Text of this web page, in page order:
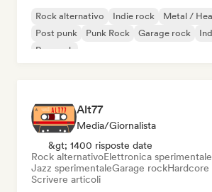
Rock alternativo Indie rock
Metal /
Post punk
Punk Rock Garage rock
Pop rock
Alt77
Media/Giornalista
&gt; 1400 risposte date
Rock alternativoElettronica sperimentale
Jazz sperimentaleGarage rockHardcore
Scrivere articoli